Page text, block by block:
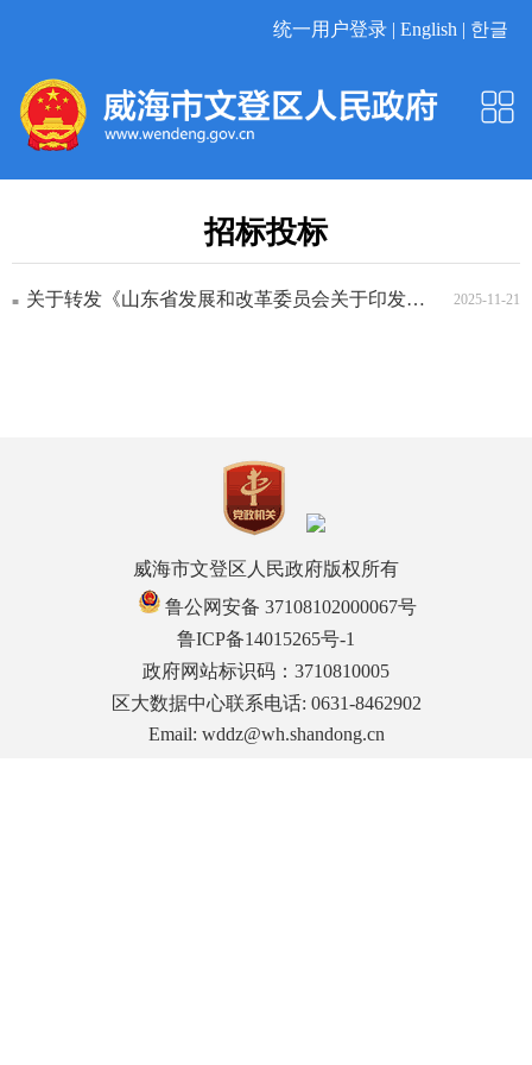
统一用户登录 | English | 한글
招标投标
2025-11-21
关于转发《山东省发展和改革委员会关于印发〈山东省政府投资重大建设项目...
威海市文登区人民政府版权所有
鲁公网安备 37108102000067号
鲁ICP备14015265号-1
政府网站标识码：3710810005
区大数据中心联系电话: 0631-8462902
Email: wddz@wh.shandong.cn